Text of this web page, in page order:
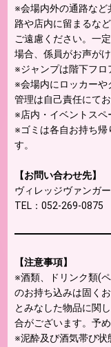
※会場内外の通路など
路や店内に留まるな
ご遠慮ください。一
場合、係員がお声が
※ジャンプは階下フロ
※会場内にロッカーや
管理は自己責任にて
※店内・イベントスペ
※ゴミは各自お持ち帰
す。
【お問い合わせ先】
ヴィレッジヴァンガ
TEL：052-269-0875
【注意事項】
※酒類、ドリンク類(
のお持ち込みは固く
とみなした物品に関
合がございます。予
※泥酔及び酒気帯び状